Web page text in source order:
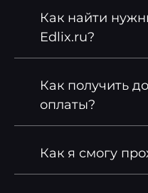
Как найти
Edlix.ru?
Как получить
оплаты?
Как я смогу